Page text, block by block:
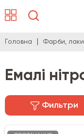
Головна Фарби, лаки,
Емалі
Фильтри